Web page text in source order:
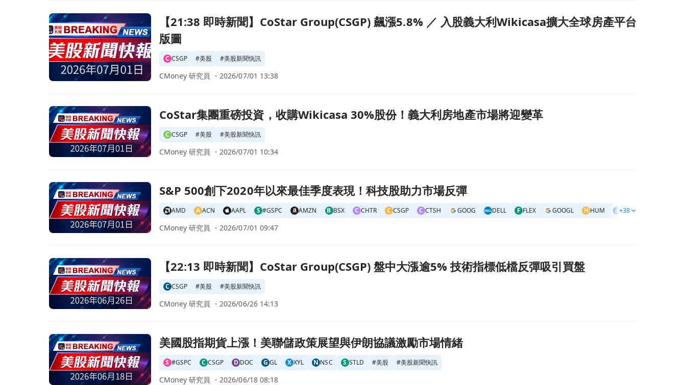
前往【21:38 即時新聞】CoStar Group(CSGP) 飆漲5.8% ／ 入股義大利Wikicasa擴大全球房產平台版圖頁面
【21:38 即時新聞】CoStar Group(CSGP) 飆漲5.8% ／ 入股義大利Wikicasa擴大全球房產平台
版圖
C CSGP #美股 #美股新聞快訊
CMoney 研究員 ・2026/07/01 13:38
前往CoStar集團重磅投資，收購Wikicasa 30%股份！義大利房地產市場將迎變革頁面
CoStar集團重磅投資，收購Wikicasa 30%股份！義大利房地產市場將迎變革
C CSGP #美股 #美股新聞快訊
CMoney 研究員 ・2026/07/01 10:34
前往S&P 500創下2020年以來最佳季度表現！科技股助力市場反彈頁面
S&P 500創下2020年以來最佳季度表現！科技股助力市場反彈
AMD A ACN AAPL S #GSPC AMZN B BSX C CHTR C CSGP C CTSH GOOG DELL F FLEX GOOGL H HUM INTC
+38
CMoney 研究員 ・2026/07/01 09:47
前往【22:13 即時新聞】CoStar Group(CSGP) 盤中大漲逾5% 技術指標低檔反彈吸引買盤頁面
【22:13 即時新聞】CoStar Group(CSGP) 盤中大漲逾5% 技術指標低檔反彈吸引買盤
C CSGP #美股 #美股新聞快訊
CMoney 研究員 ・2026/06/26 14:13
前往美國股指期貨上漲！美聯儲政策展望與伊朗協議激勵市場情緒頁面
美國股指期貨上漲！美聯儲政策展望與伊朗協議激勵市場情緒
S #GSPC C CSGP D DOC G GL X XYL N NSC S STLD #美股 #美股新聞快訊
CMoney 研究員 ・2026/06/18 08:18